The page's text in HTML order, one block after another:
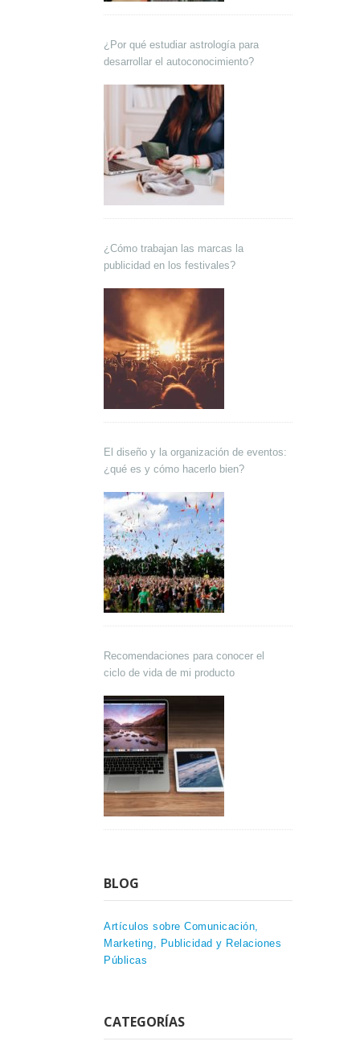
¿Por qué estudiar astrología para
desarrollar el autoconocimiento?
¿Cómo trabajan las marcas la
publicidad en los festivales?
El diseño y la organización de eventos:
¿qué es y cómo hacerlo bien?
Recomendaciones para conocer el
ciclo de vida de mi producto
BLOG
Artículos sobre Comunicación,
Marketing, Publicidad y Relaciones
Públicas
CATEGORÍAS